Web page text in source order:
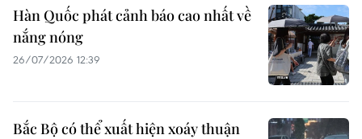
Hàn Quốc phát cảnh báo cao nhất về
nắng nóng
26/07/2026 12:39
Bắc Bộ có thể xuất hiện xoáy thuận